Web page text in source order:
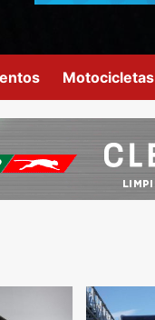
Motocicletas